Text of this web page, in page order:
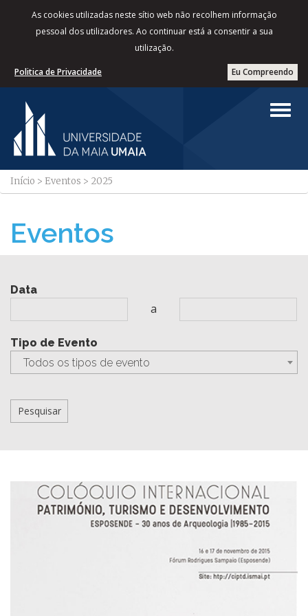
As cookies utilizadas neste sítio web não recolhem informação
pessoal dos utilizadores. Ao continuar está a consentir a sua
utilização.
Eu Compreendo
Politica de Privacidade
Início > Eventos > 2025
Eventos
Data
a
Tipo de Evento
Todos os tipos de evento